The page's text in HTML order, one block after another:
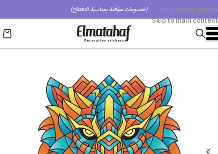
Skip to navigation
Skip to main content
(خصومات مؤقتة بمناسبة الافتتاح)